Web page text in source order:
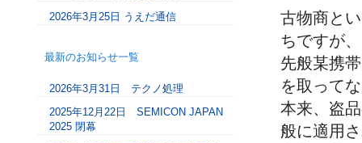
古物商と
ちですが、
先般某携
を取って
本来、盗
般に適用
2026年3月25日 うえだ通信
最新のお知らせ一覧
2026年3月31日 テクノ処理
2025年12月22日 SEMICON JAPAN
2025 閉幕